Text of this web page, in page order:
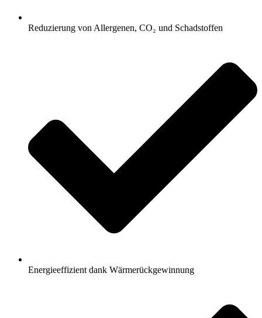
Reduzierung von Allergenen, CO₂ und Schadstoffen
Energieeffizient dank Wärmerückgewinnung